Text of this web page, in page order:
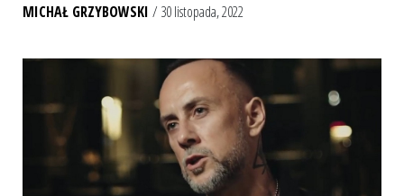
MICHAŁ GRZYBOWSKI / 30 listopada, 2022